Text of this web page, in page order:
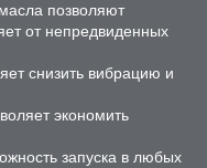
позволяют
от непредвиденных
снизить вибрацию и
экономить
запуска в любых